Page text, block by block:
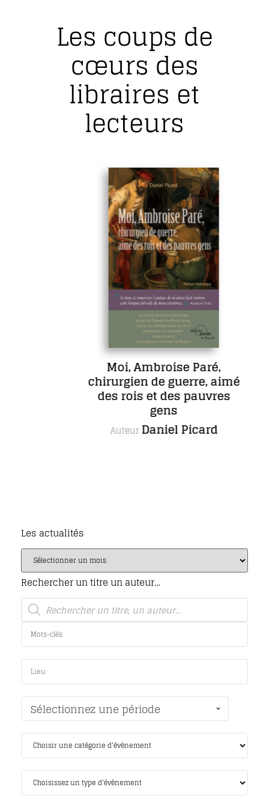
Les coups de
cœurs des
libraires et
lecteurs
Moi, Ambroise Paré,
chirurgien de guerre, aimé
des rois et des pauvres
gens
AuteurDaniel Picard
Les actualités
Rechercher un titre un auteur…
Sélectionnez une période